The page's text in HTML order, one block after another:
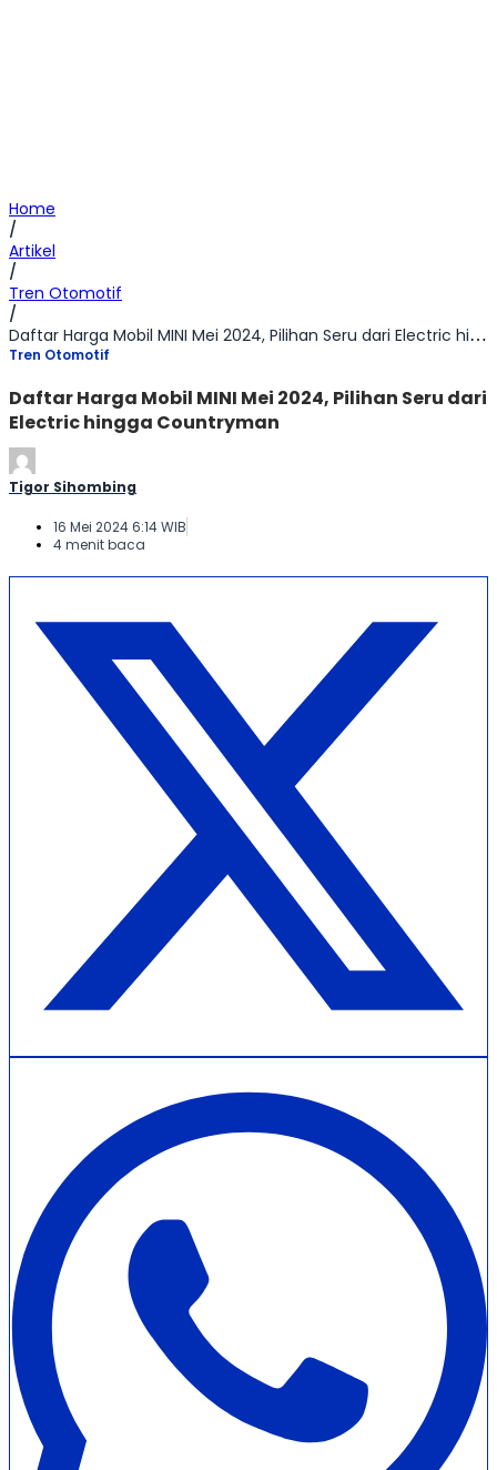
Home
/
Artikel
/
Tren Otomotif
/
Daftar Harga Mobil MINI Mei 2024, Pilihan Seru dari Electric hingga Countryman
Tren Otomotif
Daftar Harga Mobil MINI Mei 2024, Pilihan Seru dari
Electric hingga Countryman
Tigor Sihombing
16 Mei 2024 6:14 WIB
4 menit baca